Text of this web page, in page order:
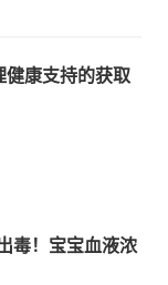
康支持的获取
毒！宝宝血液浓